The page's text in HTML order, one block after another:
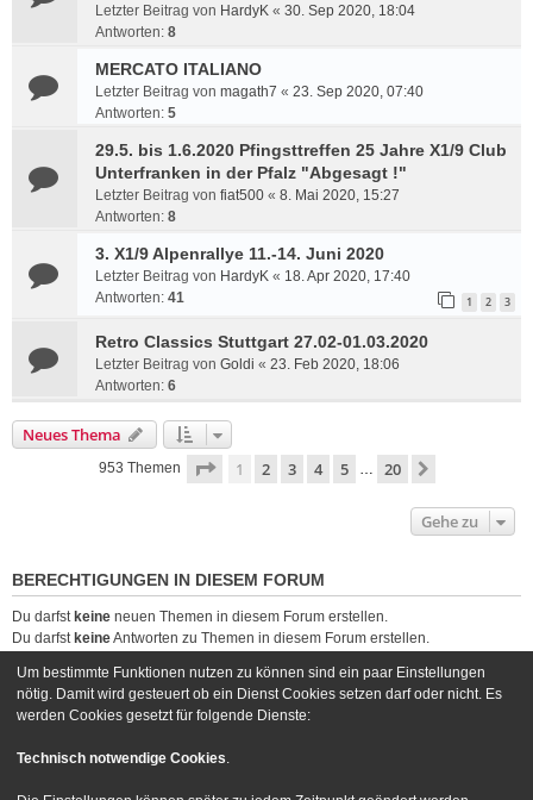
Letzter Beitrag von HardyK « 30. Sep 2020, 18:04
Antworten: 8
MERCATO ITALIANO
Letzter Beitrag von magath7 « 23. Sep 2020, 07:40
Antworten: 5
29.5. bis 1.6.2020 Pfingsttreffen 25 Jahre X1/9 Club
Unterfranken in der Pfalz "Abgesagt !"
Letzter Beitrag von fiat500 « 8. Mai 2020, 15:27
Antworten: 8
3. X1/9 Alpenrallye 11.-14. Juni 2020
Letzter Beitrag von HardyK « 18. Apr 2020, 17:40
Antworten: 41 1 2 3
Retro Classics Stuttgart 27.02-01.03.2020
Letzter Beitrag von Goldi « 23. Feb 2020, 18:06
Antworten: 6
Neues Thema
953 Themen Seite 1von 20
1 2 3 4 5 … 20
Gehe zu
BERECHTIGUNGEN IN DIESEM FORUM
Du darfst keine neuen Themen in diesem Forum erstellen.
Du darfst keineAntworten zu Themen in diesem Forum erstellen.
Du darfst deine Beiträge in diesem Forumnichtlöschen.
Du darfstkeineDateianhänge in diesem Forum erstellen.
Foren-Übersicht Kontakt
Powered byphpBB® Forum Software © phpBB Limited
Um bestimmte Funktionen nutzen zu können sind ein paar Einstellungen
nötig. Damit wird gesteuert ob ein Dienst Cookies setzen darf oder nicht. Es
werden Cookies gesetzt für folgende Dienste:
Technisch notwendige Cookies.